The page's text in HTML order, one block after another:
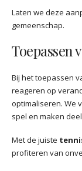
Laten we deze
gemeenschap.
Toepassen
Bij het toepassen
reageren op
optimaliseren. We
spel en maken
Met de juiste
profiteren van